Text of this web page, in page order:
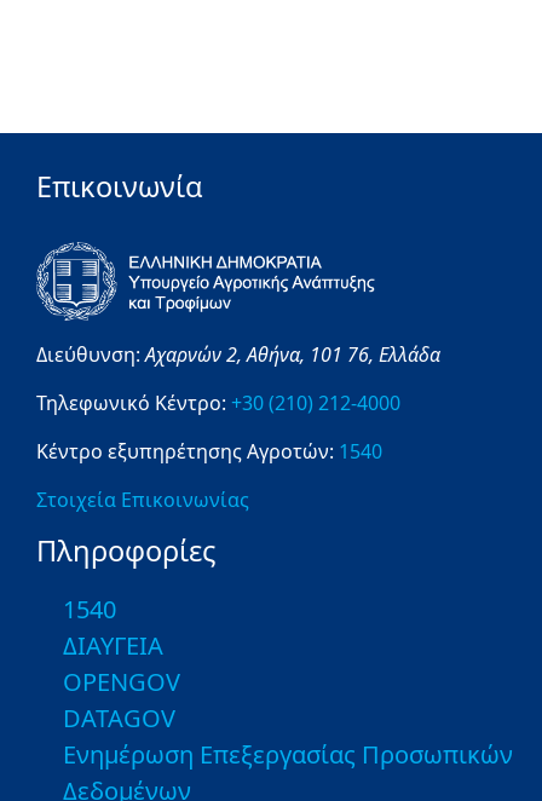
Επικοινωνία
Διεύθυνση:Αχαρνών 2,Αθήνα, 101 76, Ελλάδα
Τηλεφωνικό Κέντρο: +30 (210) 212-4000
Κέντρο εξυπηρέτησης Αγροτών: 1540
Στοιχεία Επικοινωνίας
Πληροφορίες
1540
ΔΙΑΥΓΕΙΑ
OPENGOV
DATAGOV
Ενημέρωση Επεξεργασίας Προσωπικών
Δεδομένων